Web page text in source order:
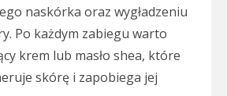
naskórka oraz wygładzeniu
Po każdym zabiegu warto
krem lub masło shea, które
skórę i zapobiega jej